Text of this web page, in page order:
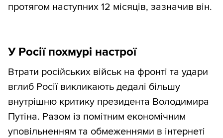
протягом наступних 12 місяців, зазначив він.
У Росії похмурі настрої
Втрати російських військ на фронті та удари
вглиб Росії викликають дедалі більшу
внутрішню критику президента Володимира
Путіна. Разом із помітним економічним
уповільненням та обмеженнями в інтернеті